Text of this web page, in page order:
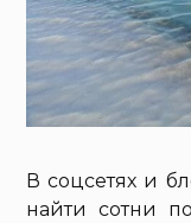
В соцсетях и
найти сотни